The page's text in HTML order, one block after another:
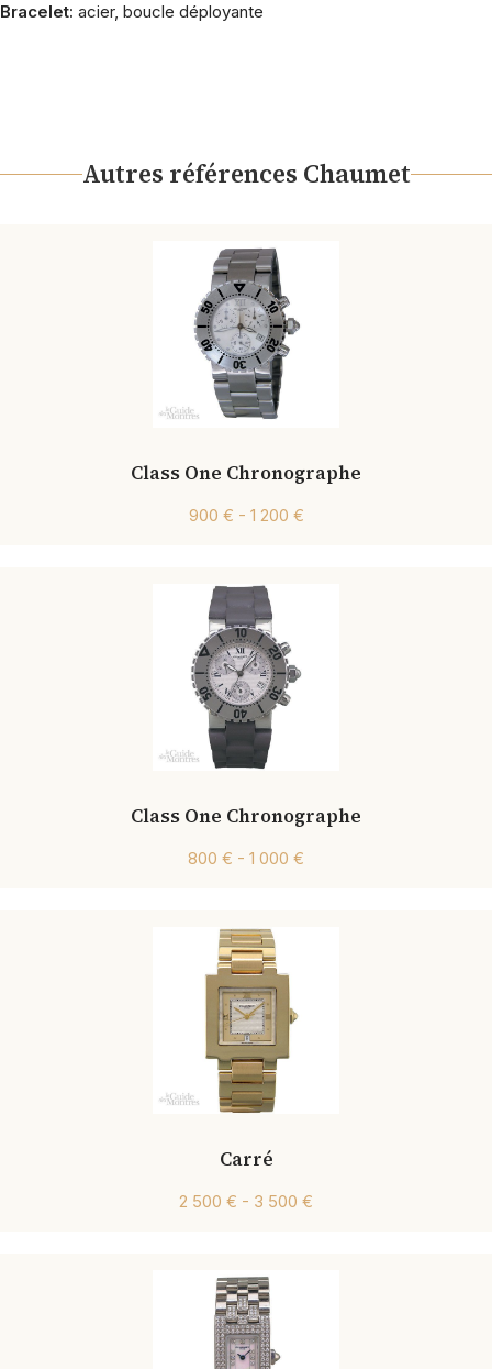
Bracelet: acier, boucle déployante
Autres références Chaumet
Class One Chronographe
900 € - 1 200 €
Class One Chronographe
800 € - 1 000 €
Carré
2 500 € - 3 500 €